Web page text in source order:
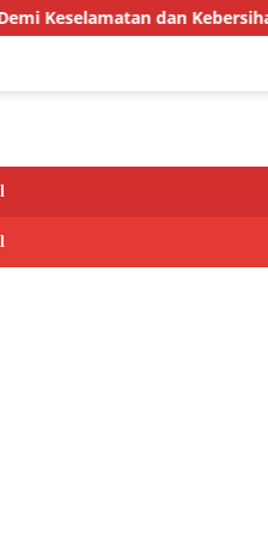
dan Kebersihan Lingkungan